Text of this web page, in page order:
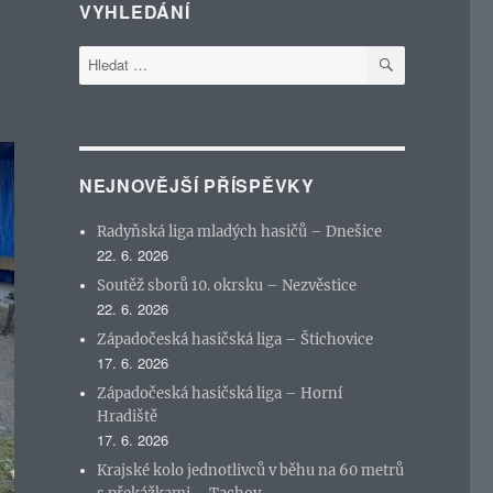
VYHLEDÁNÍ
Hledat: HLEDÁNÍ
NEJNOVĚJŠÍ PŘÍSPĚVKY
Radyňská liga mladých hasičů – Dnešice
22. 6. 2026
Soutěž sborů 10. okrsku – Nezvěstice
22. 6. 2026
Západočeská hasičská liga – Štichovice
17. 6. 2026
Západočeská hasičská liga – Horní
Hradiště
17. 6. 2026
Krajské kolo jednotlivců v běhu na 60 metrů